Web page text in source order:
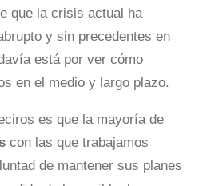
que la crisis actual ha
y sin precedentes en
está por ver cómo
en el medio y largo plazo.
es que la mayoría de
con las que trabajamos
de mantener sus planes